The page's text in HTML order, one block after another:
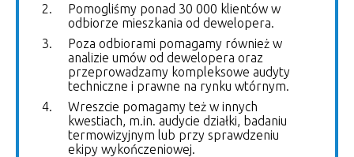
Pomogliśmy ponad 30 000 klientów w
odbiorze mieszkania od dewelopera.
Poza odbiorami pomagamy również w
analizie umów od dewelopera oraz
przeprowadzamy kompleksowe audyty
techniczne i prawne na rynku wtórnym.
Wreszcie pomagamy też w innych
kwestiach, m.in. audycie działki, badaniu
termowizyjnym lub przy sprawdzeniu
ekipy wykończeniowej.